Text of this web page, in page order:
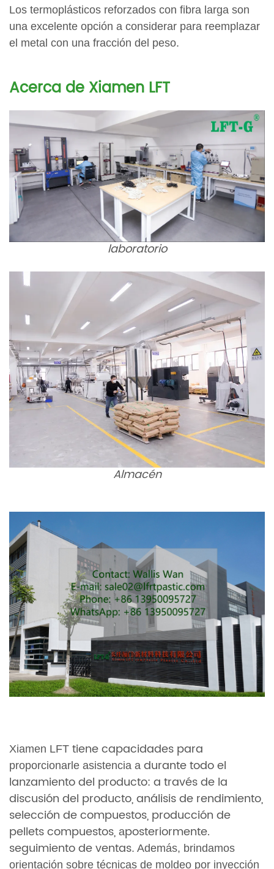
Los termoplásticos reforzados con fibra larga son
una excelente opción a considerar para reemplazar
el metal con una fracción del peso.
Acerca de Xiamen LFT
laboratorio
Almacén
Xiamen LFT tiene capacidades para
proporcionarle asistencia a durante todo el
lanzamiento del producto: a través de la
discusión del producto, análisis de rendimiento,
selección de compuestos, producción de
pellets compuestos, aposteriormente.
seguimiento de ventas. Además, brindamos
orientación sobre técnicas de moldeo por inyección